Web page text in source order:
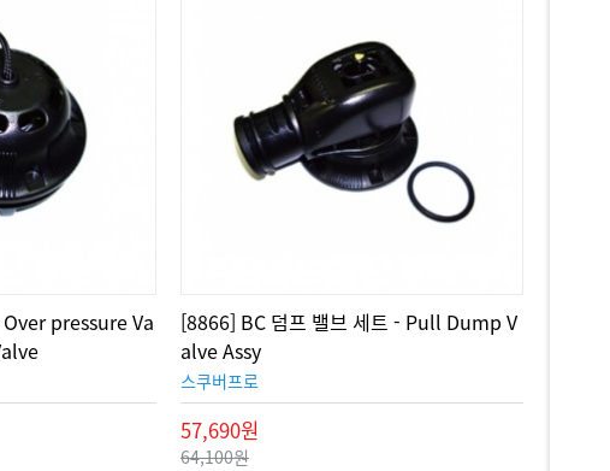
pressure Va
[8866] BC 덤프 밸브 세트 - Pull Dump V
alve Assy
스쿠버프로
57,690원
64,100원